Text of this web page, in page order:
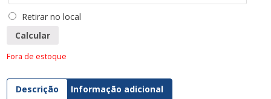
Retirar no local
Calcular
Fora de estoque
Descrição Informação adicional